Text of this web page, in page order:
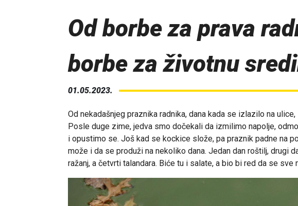
Od borbe za prava
borbe za životnu
01.05.2023.
Od nekadašnjeg praznika radnika, dana kada se izlazilo na
Posle duge zime, jedva smo dočekali da izmilimo napolje,
i opustimo se. Još kad se kockice slože, pa praznik padne na
može i da se produži na nekoliko dana. Jedan dan roštilj, drugi
ražanj, a četvrti talandara. Biće tu i salate, a bio bi red da se sve